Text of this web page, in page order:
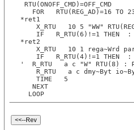
RTU(ONOFF_CMD)=OFF_CMD
FOR   RTU(REG_AD)=16 TO
*ret1
X_RTU   10 5 "WW"
IF   R_RTU(6)!=1 THEN
*ret2
X_RTU   10 1 rega~Wrd
IF   R_RTU(4)!=1 THEN
'  R_RTU   a c "W" RTU(8) :
R_RTU   a c dmy~Byt
    TIME   5
   NEXT
  LOOP